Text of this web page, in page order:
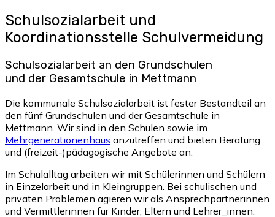
Schulsozialarbeit und
Koordinationsstelle Schulvermeidung
Schulsozialarbeit an den Grundschulen
und der Gesamtschule in Mettmann
Die kommunale Schulsozialarbeit ist fester Bestandteil an
den fünf Grundschulen und der Gesamtschule in
Mettmann. Wir sind in den Schulen sowie im
Mehrgenerationenhaus anzutreffen und bieten Beratung
und (freizeit-)pädagogische Angebote an.
Im Schulalltag arbeiten wir mit Schülerinnen und Schülern
in Einzelarbeit und in Kleingruppen. Bei schulischen und
privaten Problemen agieren wir als Ansprechpartnerinnen
und Vermittlerinnen für Kinder, Eltern und Lehrer_innen.